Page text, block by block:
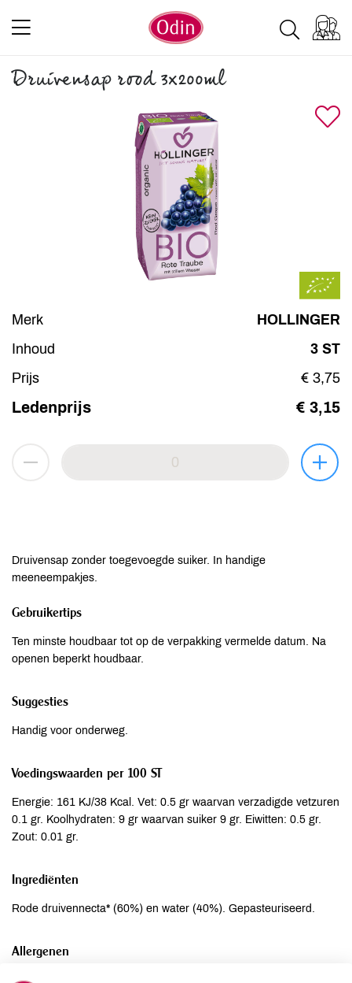
Druivensap rood 3x200ml
Merk
HOLLINGER
Inhoud
3 ST
Prijs
€ 3,75
Ledenprijs € 3,15
Druivensap zonder toegevoegde suiker. In handige
meeneempakjes.
Gebruikertips
Ten minste houdbaar tot op de verpakking vermelde datum. Na
openen beperkt houdbaar.
Suggesties
Handig voor onderweg.
Voedingswaarden per 100 ST
Energie: 161 KJ/38 Kcal. Vet: 0.5 gr waarvan verzadigde vetzuren
0.1 gr. Koolhydraten: 9 gr waarvan suiker 9 gr. Eiwitten: 0.5 gr.
Zout: 0.01 gr.
Ingrediënten
Rode druivennecta* (60%) en water (40%). Gepasteuriseerd.
Allergenen
Aardnoten